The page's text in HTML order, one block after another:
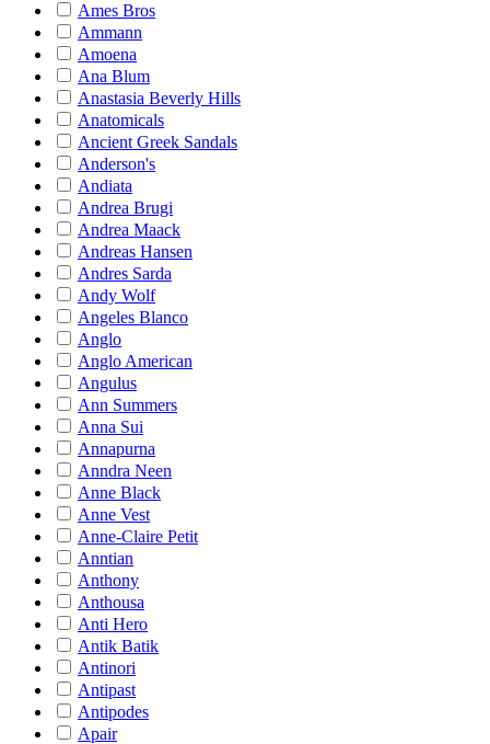
Ames Bros
Ammann
Amoena
Ana Blum
Anastasia Beverly Hills
Anatomicals
Ancient Greek Sandals
Anderson's
Andiata
Andrea Brugi
Andrea Maack
Andreas Hansen
Andres Sarda
Andy Wolf
Angeles Blanco
Anglo
Anglo American
Angulus
Ann Summers
Anna Sui
Annapurna
Anndra Neen
Anne Black
Anne Vest
Anne-Claire Petit
Anntian
Anthony
Anthousa
Anti Hero
Antik Batik
Antinori
Antipast
Antipodes
Apair